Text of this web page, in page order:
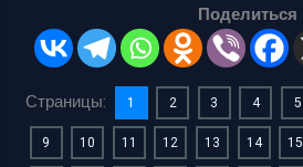
Поделиться
Страницы: 1 2 3 4 5
9
10 11 12 13 14 15